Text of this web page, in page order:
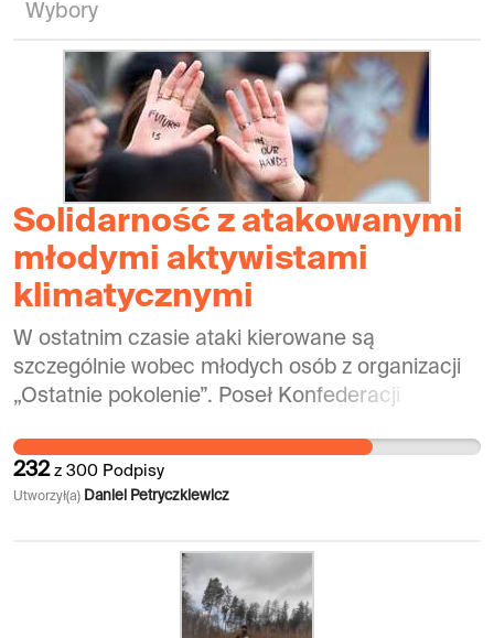
Wybory
Solidarność z atakowanymi
młodymi aktywistami
klimatycznymi
W ostatnim czasie ataki kierowane są
szczególnie wobec młodych osób z organizacji
„Ostatnie pokolenie”. Poseł Konfederacji
do strzelania do aktywistów klimatycznych. Teraz
dołączył do niego tygodnik Polityka publikujący
„satyryczny” obrazek nawiązujący do wpisu
morderstwa młodych aktywistów z organizacji
Ostatnie Pokolenie. Można nie zgadzać się
metodami, po jakie sięgają aktywiści Ostatniego
232z 300 Podpisy
Utworzył(a) Daniel Petryczkiewicz